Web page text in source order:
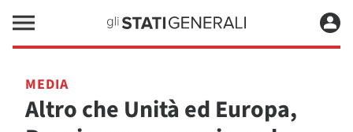
MEDIA
Altro che Unità ed Europa,